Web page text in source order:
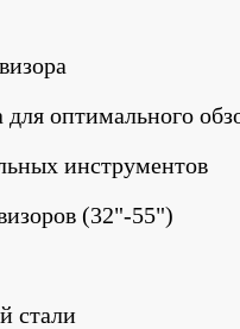
оптимального
инструментов
(32"-55")
стали